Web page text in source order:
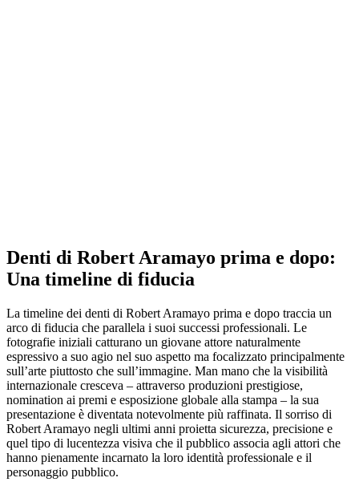
Denti di Robert Aramayo prima e dopo:
Una timeline di fiducia
La timeline dei denti di Robert Aramayo prima e dopo traccia un
arco di fiducia che parallela i suoi successi professionali. Le
fotografie iniziali catturano un giovane attore naturalmente
espressivo a suo agio nel suo aspetto ma focalizzato principalmente
sull’arte piuttosto che sull’immagine. Man mano che la visibilità
internazionale cresceva – attraverso produzioni prestigiose,
nomination ai premi e esposizione globale alla stampa – la sua
presentazione è diventata notevolmente più raffinata. Il sorriso di
Robert Aramayo negli ultimi anni proietta sicurezza, precisione e
quel tipo di lucentezza visiva che il pubblico associa agli attori che
hanno pienamente incarnato la loro identità professionale e il
personaggio pubblico.